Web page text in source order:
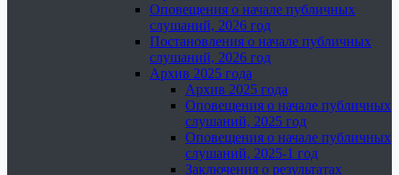
Оповещения о начале публичных
слушаний, 2026 год
Постановления о начале публичных
слушаний, 2026 год
Архив 2025 года
Архив 2025 года
Оповещения о начале публичных
слушаний, 2025 год
Оповещения о начале публичных
слушаний, 2025-1 год
Заключения о результатах